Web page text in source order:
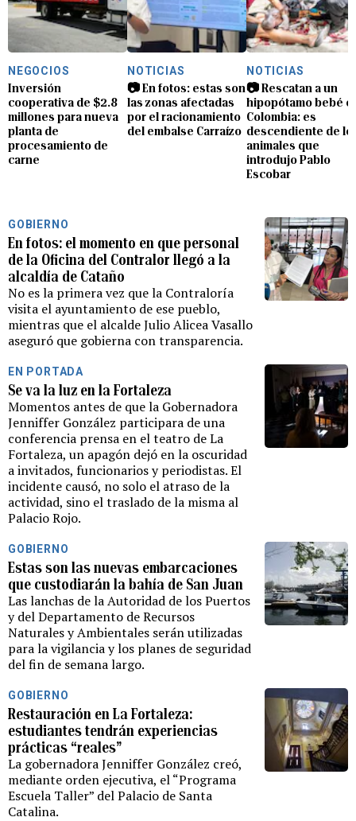
NEGOCIOS
Inversión
cooperativa de $2.8
millones para nueva
planta de
procesamiento de
carne
NOTICIAS
📷 En fotos: estas son
las zonas afectadas
por el racionamiento
del embalse Carraízo
NOTICIAS
📷 Rescatan a un
hipopótamo bebé
Colombia: es
descendiente de
animales que
introdujo Pablo
Escobar
GOBIERNO
En fotos: el momento en que personal
de la Oficina del Contralor llegó a la
alcaldía de Cataño
No es la primera vez que la Contraloría
visita el ayuntamiento de ese pueblo,
mientras que el alcalde Julio Alicea Vasallo
aseguró que gobierna con transparencia.
EN PORTADA
Se va la luz en la Fortaleza
Momentos antes de que la Gobernadora
Jenniffer González participara de una
conferencia prensa en el teatro de La
Fortaleza, un apagón dejó en la oscuridad
a invitados, funcionarios y periodistas. El
incidente causó, no solo el atraso de la
actividad, sino el traslado de la misma al
Palacio Rojo.
GOBIERNO
Estas son las nuevas embarcaciones
que custodiarán la bahía de San Juan
Las lanchas de la Autoridad de los Puertos
y del Departamento de Recursos
Naturales y Ambientales serán utilizadas
para la vigilancia y los planes de seguridad
del fin de semana largo.
GOBIERNO
Restauración en La Fortaleza:
estudiantes tendrán experiencias
prácticas “reales”
La gobernadora Jenniffer González creó,
mediante orden ejecutiva, el “Programa
Escuela Taller” del Palacio de Santa
Catalina.